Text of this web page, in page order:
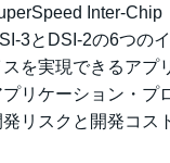
Inter-
3とDSI-2の6つの
スを実現できるア
リケーション・
リスクと開発コス